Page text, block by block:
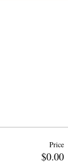
Price
$0.00